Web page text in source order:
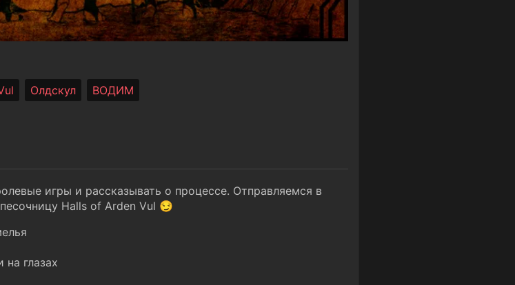
Олдскул ВОДИМ
игры и рассказывать о процессе. Отправляемся в
Halls of Arden Vul 😏
глазах